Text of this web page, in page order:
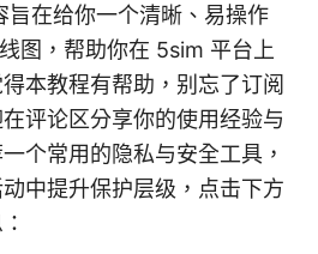
旨在给你一个清晰、易操作
图，帮助你在 5sim 平台上
本教程有帮助，别忘了订阅
评论区分享你的使用经验与
个常用的隐私与安全工具，
中提升保护层级，点击下方